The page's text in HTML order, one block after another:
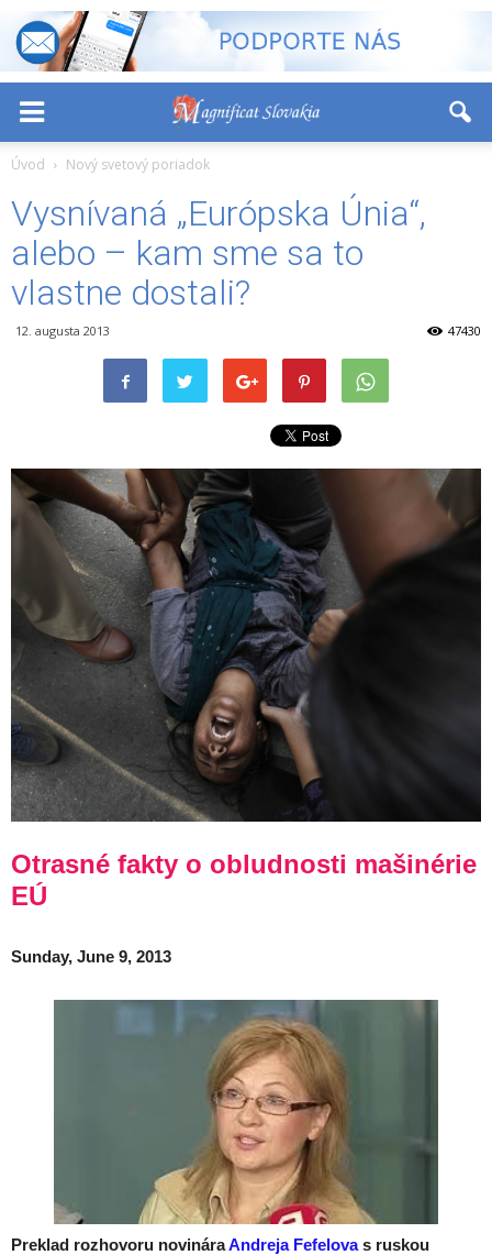
Úvod Nový svetový poriadok
Vysnívaná „Európska Únia“,
alebo – kam sme sa to
vlastne dostali?
12. augusta 2013 47430
Otrasné fakty o obludnosti mašinérie
EÚ
Sunday, June 9, 2013
Preklad rozhovoru novináraAndreja Fefelovas ruskou
+